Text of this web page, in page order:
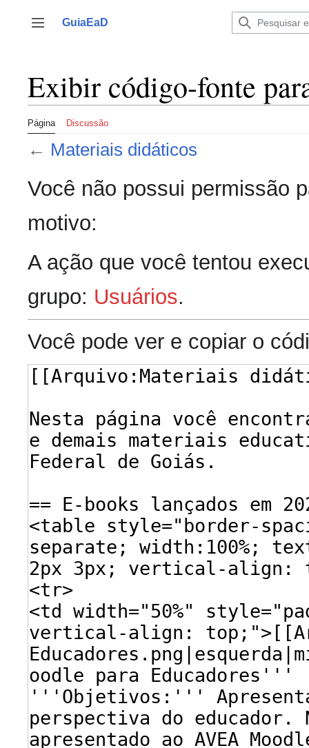
para
Alternar barra lateral
GuiaEaD
Exibir código-fonte
Página Discussão
← Materiais didáticos
Você não possui permissão
motivo:
A ação que você tentou
grupo: Usuários.
Você pode ver e copiar o